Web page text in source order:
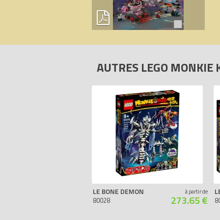
AUTRES LEGO MONKIE
LE BONE DEMON
80028
à partir de
273.65 €